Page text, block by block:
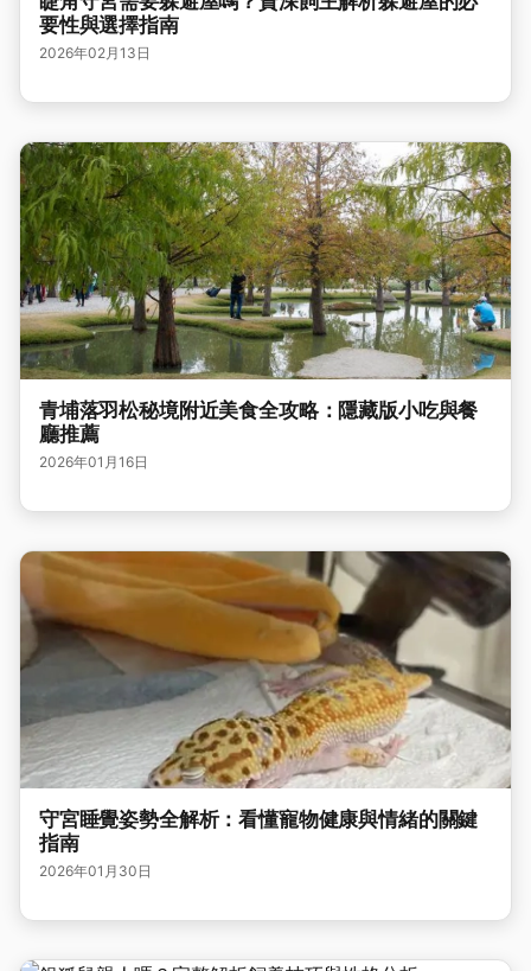
要性與選擇指南
2026年02月13日
青埔落羽松秘境附近美食全攻略：隱藏版小吃與餐
廳推薦
2026年01月16日
守宮睡覺姿勢全解析：看懂寵物健康與情緒的關鍵
指南
2026年01月30日